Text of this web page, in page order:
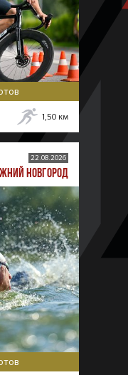
1,50 км
22.08.2026
НОВГОРОД